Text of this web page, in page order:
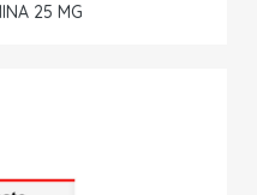
25 MG